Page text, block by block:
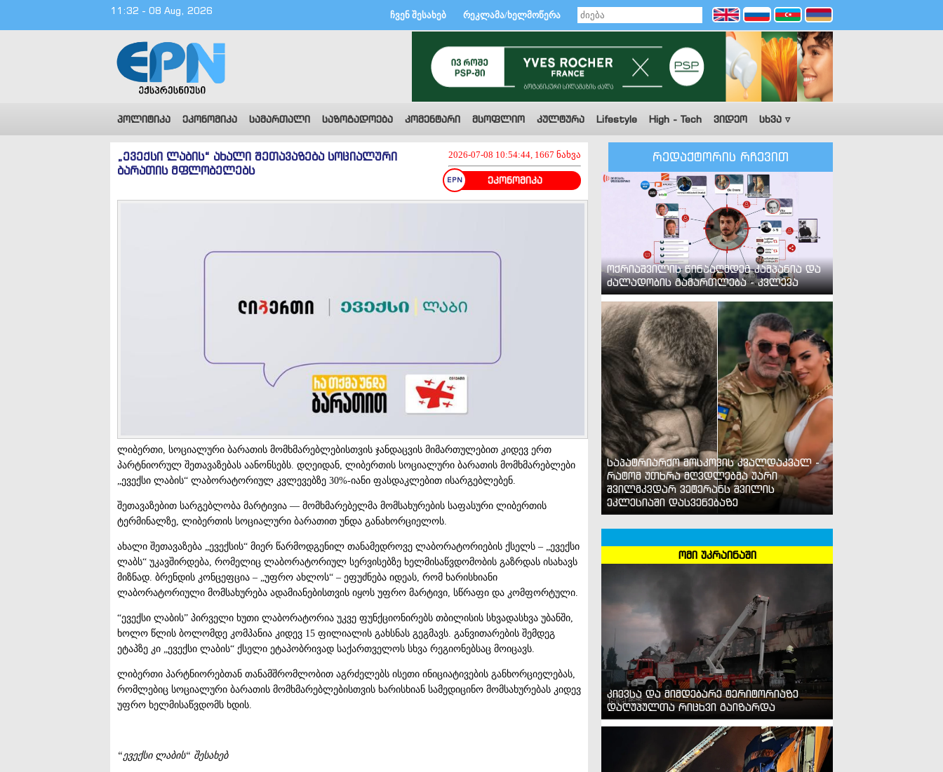
11:32 - 08 Aug, 2026 ჩვენ შესახებ რეკლამა/ხელმოწერა
პოლიტიკა ეკონომიკა სამართალი საზოგადოება კომენტარი მსოფლიო კულტურა Lifestyle High - Tech ვიდეო სხვა ▿
2026-07-08 10:54:44, 1667 ნახვა
ეკონომიკა
„ევექსი ლაბის“ ახალი შეთავაზება სოციალური
ბარათის მფლობელებს
ლიბერთი, სოციალური ბარათის მომხმარებლებისთვის ჯანდაცვის მიმართულებით კიდევ ერთ
პარტნიორულ შეთავაზებას აანონსებს. დღეიდან, ლიბერთის სოციალური ბარათის მომხმარებლები
„ევექსი ლაბის“ ლაბორატორიულ კვლევებზე 30%-იანი ფასდაკლებით ისარგებლებენ.
შეთავაზებით სარგებლობა მარტივია — მომხმარებელმა მომსახურების საფასური ლიბერთის
ტერმინალზე, ლიბერთის სოციალური ბარათით უნდა განახორციელოს.
ახალი შეთავაზება „ევექსის“ მიერ წარმოდგენილ თანამედროვე ლაბორატორიების ქსელს – „ევექსი
ლაბს“ უკავშირდება, რომელიც ლაბორატორიულ სერვისებზე ხელმისაწვდომობის გაზრდას ისახავს
მიზნად. ბრენდის კონცეფცია – „უფრო ახლოს“ – ეფუძნება იდეას, რომ ხარისხიანი
ლაბორატორიული მომსახურება ადამიანებისთვის იყოს უფრო მარტივი, სწრაფი და კომფორტული.
“ევექსი ლაბის” პირველი ხუთი ლაბორატორია უკვე ფუნქციონირებს თბილისის სხვადასხვა უბანში,
ხოლო წლის ბოლომდე კომპანია კიდევ 15 ფილიალის გახსნას გეგმავს. განვითარების შემდეგ
ეტაპზე კი „ევექსი ლაბის“ ქსელი ეტაპობრივად საქართველოს სხვა რეგიონებსაც მოიცავს.
ლიბერთი პარტნიორებთან თანამშრომლობით აგრძელებს ისეთი ინიციატივების განხორციელებას,
რომლებიც სოციალური ბარათის მომხმარებლებისთვის ხარისხიან სამედიცინო მომსახურებას კიდევ
უფრო ხელმისაწვდომს ხდის.
“ევექსი ლაბის“ შესახებ
რედაქტორის რჩევით
ოქრიაშვილის წინააღმდეგ კამპანია და
ძალადობის გამართლება - კვლევა
საპატრიარქო მოსკოვის კვალდაკვალ -
რატომ უთხრა მღვდლებმა უარი
შვილმკვდარ ვეტერანს შვილის
ეკლესიაში დასვენებაზე
ომი უკრაინაში
კიევსა და მიმდებარე ტერიტორიაზე
დაღუპულთა რიცხვი გაიზარდა